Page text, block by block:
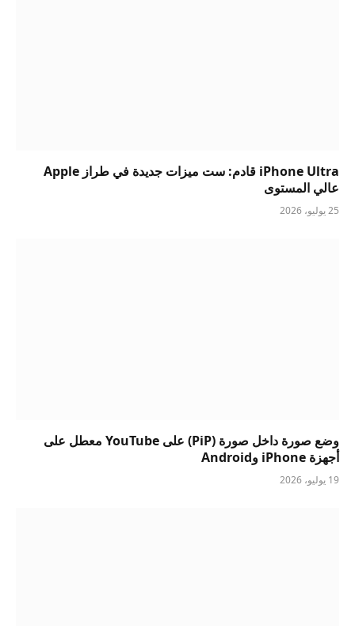
iPhone Ultra قادم: ست ميزات جديدة في طراز Apple
عالي المستوى
25 يوليو، 2026
وضع صورة داخل صورة (PiP) على YouTube معطل على
أجهزة iPhone وAndroid
19 يوليو، 2026